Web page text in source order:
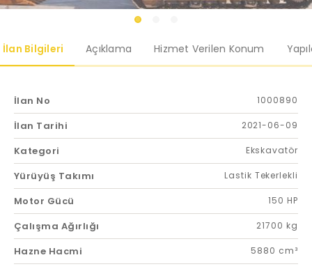
İlan Bilgileri Açıklama Hizmet Verilen Konum
İlan No 1000890
İlan Tarihi 2021-06-09
Kategori Ekskavatör
Yürüyüş Takımı Lastik Tekerlekli
Motor Gücü 150 HP
Çalışma Ağırlığı 21700 kg
Hazne Hacmi 5880 cm³